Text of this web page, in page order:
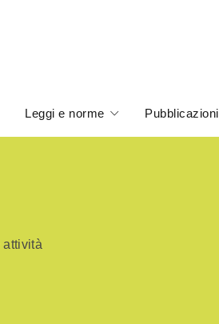
Leggi e norme Pubblicazioni
attività